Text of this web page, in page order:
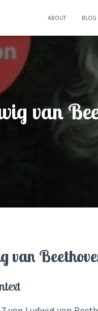
ABOUT BLOG
van
van